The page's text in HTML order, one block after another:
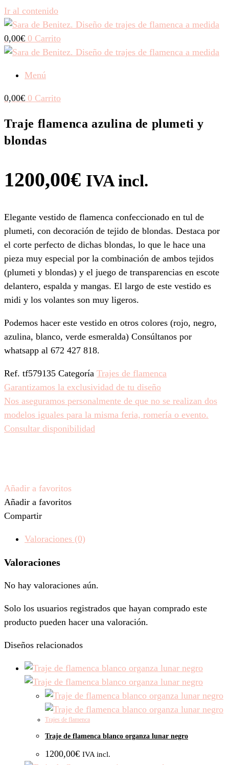
Ir al contenido
0,00€ 0 Carrito
Menú
0,00€ 0 Carrito
Traje flamenca azulina de plumeti y
blondas
1200,00€ IVA incl.
Elegante vestido de flamenca confeccionado en tul de
plumeti, con decoración de tejido de blondas. Destaca por
el corte perfecto de dichas blondas, lo que le hace una
pieza muy especial por la combinación de ambos tejidos
(plumeti y blondas) y el juego de transparencias en escote
delantero, espalda y mangas. El largo de este vestido es
midi y los volantes son muy ligeros.
Podemos hacer este vestido en otros colores (rojo, negro,
azulina, blanco, verde esmeralda) Consúltanos por
whatsapp al 672 427 818.
Ref. tf579135 Categoría Trajes de flamenca
Garantizamos la exclusividad de tu diseño
Nos aseguramos personalmente de que no se realizan dos
modelos iguales para la misma feria, romería o evento.
Consultar disponibilidad
Añadir a favoritos
Añadir a favoritos
Compartir
Valoraciones (0)
Valoraciones
No hay valoraciones aún.
Solo los usuarios registrados que hayan comprado este
producto pueden hacer una valoración.
Diseños relacionados
Trajes de flamenca
Traje de flamenca blanco organza lunar negro
1200,00€ IVA incl.